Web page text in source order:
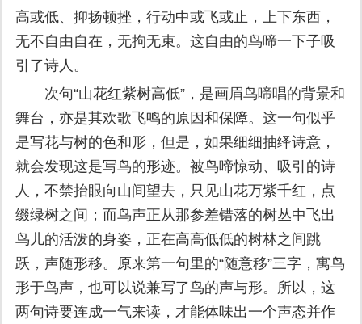
高或低、抑扬顿挫，行动中或飞或止，上下东西，
无不自由自在，无拘无束。这自由的鸟啼一下子吸
引了诗人。
次句“山花红紫树高低”，是画眉鸟啼唱的背景和
舞台，亦是其欢歌飞鸣的原因和保障。这一句似乎
是写花与树的色和形，但是，如果细细抽绎诗意，
就会发现这是写鸟的形迹。被鸟啼惊动、吸引的诗
人，不禁抬眼向山间望去，只见山花万紫千红，点
缀绿树之间；而鸟声正从那参差错落的树丛中飞出
鸟儿的活泼的身姿，正在高高低低的树林之间跳
跃，声随形移。原来第一句里的“随意移”三字，寓鸟
形于鸟声，也可以说兼写了鸟的声与形。所以，这
两句诗要连成一气来读，才能体味出一个声态并作